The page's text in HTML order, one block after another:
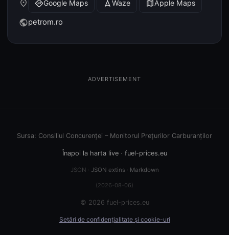
place directionsGoogle Maps navigation Waze mapApple Maps
publicpetrom.ro
ADVERTISEMENT
Sursa: Consiliul Concurenței – Monitorul Prețurilor Carburanților
Înapoi la harta live· fuel-prices.eu
JSON · JSON extins· Markdown
(2026-08-06)
© 2026 fuel-prices.eu
Setări de confidențialitate și cookie-uri